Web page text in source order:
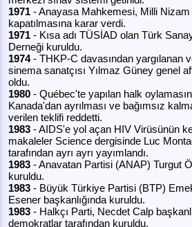
1971 - Anayasa Mahkemesi, Milli
kapatılmasına karar verdi.
1971 - Kısa adı TÜSİAD olan Türk
Derneği kuruldu.
1974- THKP-C davasından yargılanan
sinema sanatçısı Yılmaz Güney genel
oldu.
1980 - Québec'te yapılan halk
Kanada'dan ayrılması ve bağımsız
verilen teklifi reddetti.
1983 - AIDS'e yol açan HIV Virüsünün
makaleler Science dergisinde Luc
tarafından ayrı ayrı yayımlandı.
1983 - Anavatan Partisi (ANAP) Turgut
kuruldu.
1983 - Büyük Türkiye Partisi (BTP)
Esener başkanlığında kuruldu.
1983 - Halkçı Parti, Necdet Calp
demokratlar tarafından kuruldu.